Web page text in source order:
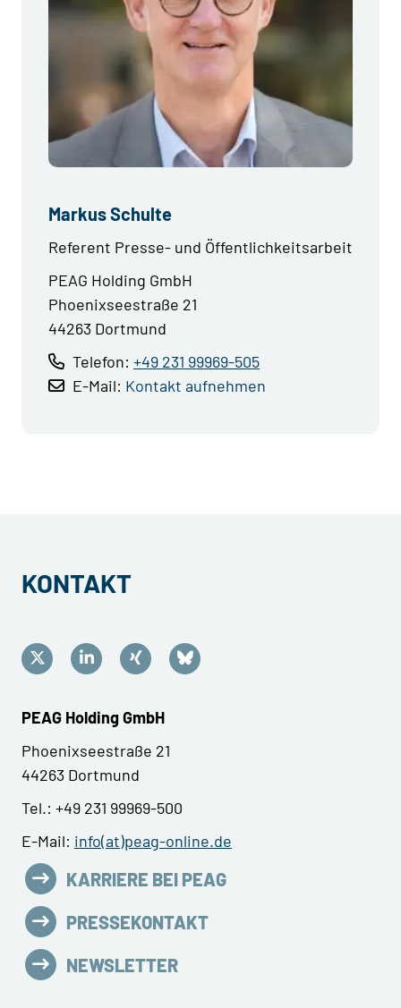
Markus Schulte
Referent Presse- und Öffentlichkeitsarbeit
PEAG Holding GmbH
Phoenixseestraße 21
44263 Dortmund
Telefon: +49 231 99969-505
E-Mail: Kontakt aufnehmen
KONTAKT
PEAG Holding GmbH
Phoenixseestraße 21
44263 Dortmund
Tel.: +49 231 99969-500
E-Mail: info(at)peag-online.de
KARRIERE BEI PEAG
PRESSEKONTAKT
NEWSLETTER